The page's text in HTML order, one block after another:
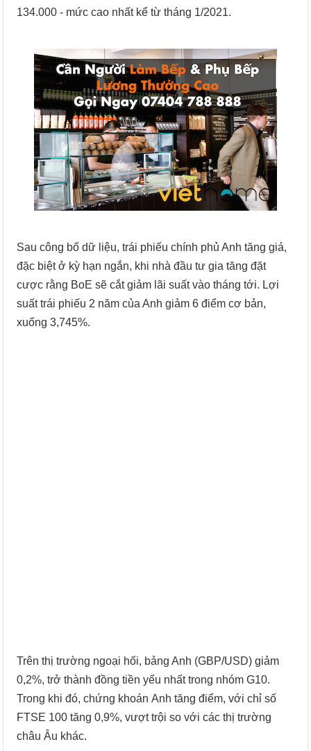
134.000 - mức cao nhất kể từ tháng 1/2021.
Sau công bố dữ liệu, trái phiếu chính phủ Anh tăng giá,
đặc biệt ở kỳ hạn ngắn, khi nhà đầu tư gia tăng đặt
cược rằng BoE sẽ cắt giảm lãi suất vào tháng tới. Lợi
suất trái phiếu 2 năm của Anh giảm 6 điểm cơ bản,
xuống 3,745%.
Trên thị trường ngoại hối, bảng Anh (GBP/USD) giảm
0,2%, trở thành đồng tiền yếu nhất trong nhóm G10.
Trong khi đó, chứng khoán Anh tăng điểm, với chỉ số
FTSE 100 tăng 0,9%, vượt trội so với các thị trường
châu Âu khác.